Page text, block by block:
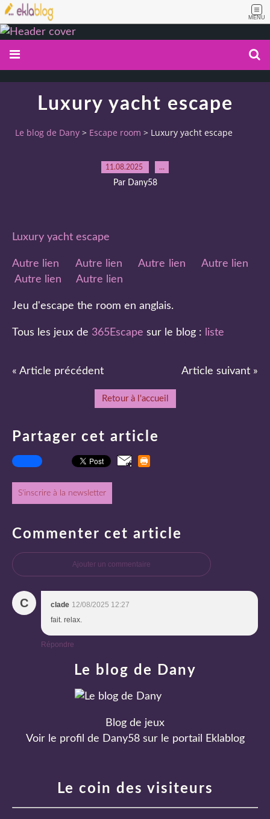
MENU
Luxury yacht escape
Le blog de Dany > Escape room > Luxury yacht escape
11.08.2025 …
Par Dany58
Luxury yacht escape
Autre lien Autre lien Autre lien
Autre lien
Autre lien
Autre lien
Jeu d'escape the room en anglais.
Tous les jeux de 365Escape sur le blog : liste
« Article précédent Article suivant »
Retour à l'accueil
Partager cet article
S'inscrire à la newsletter
Commenter cet article
Ajouter un commentaire
C clade 12/08/2025 12:27
fait. relax.
Répondre
Le blog de Dany
Blog de jeux
Voir le profil de Dany58sur le portail Eklablog
Le coin des visiteurs